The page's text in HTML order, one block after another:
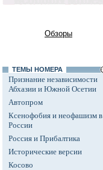
Обзоры
ТЕМЫ НОМЕРА
Признание независимости
Абхазии и Южной Осетии
Автопром
Ксенофобия и неофашизм в
России
Россия и Прибалтика
Исторические версии
Косово